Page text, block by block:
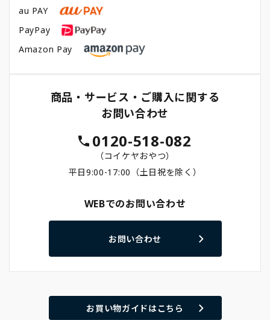
au PAY
PayPay
Amazon Pay
商品・サービス・ご購入に関する
お問い合わせ
0120-518-082
（コイケヤおやつ）
平日9:00-17:00（土日祝を除く）
WEBでのお問い合わせ
お問い合わせ
お買い物ガイドはこちら